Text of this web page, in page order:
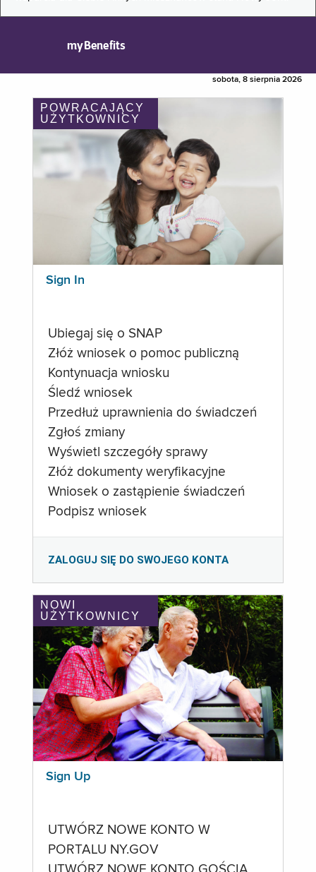
myBenefits
sobota, 8 sierpnia 2026
POWRACAJĄCY
UŻYTKOWNICY
Sign In
Ubiegaj się o SNAP
Złóż wniosek o pomoc publiczną
Kontynuacja wniosku
Śledź wniosek
Przedłuż uprawnienia do świadczeń
Zgłoś zmiany
Wyświetl szczegóły sprawy
Złóż dokumenty weryfikacyjne
Wniosek o zastąpienie świadczeń
Podpisz wniosek
ZALOGUJ SIĘ DO SWOJEGO KONTA
NOWI
UŻYTKOWNICY
Sign Up
UTWÓRZ NOWE KONTO W
PORTALU NY.GOV